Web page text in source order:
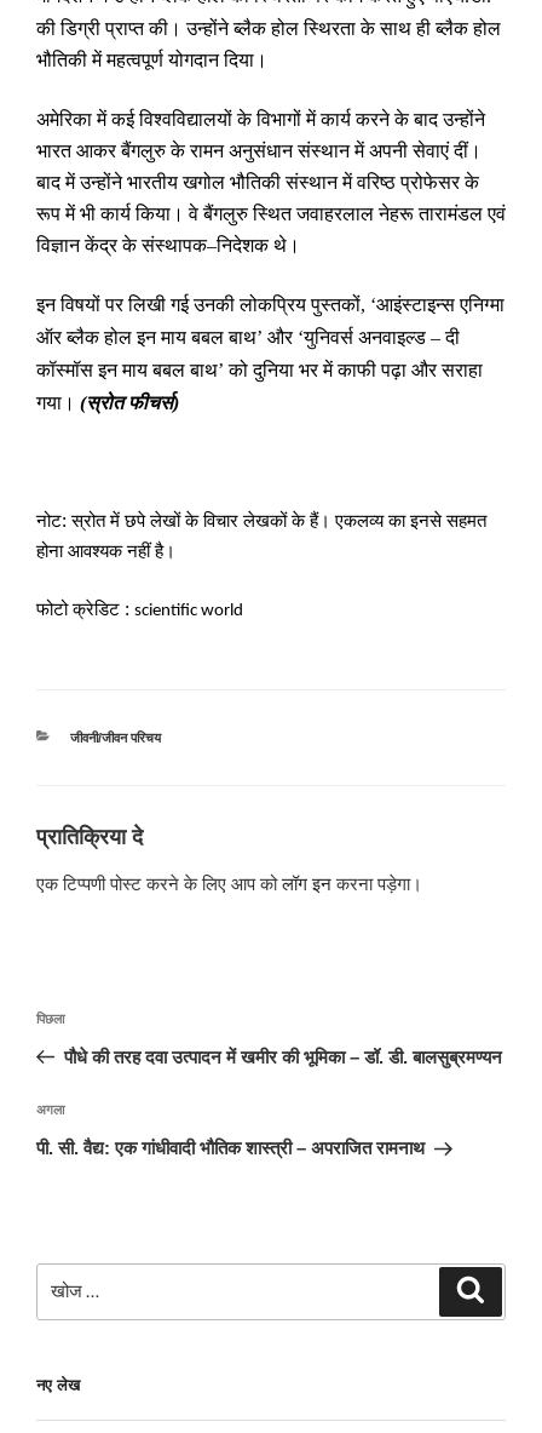
की डिग्री प्राप्त की। उन्होंने ब्लैक होल स्थिरता के साथ ही ब्लैक होल
भौतिकी में महत्वपूर्ण योगदान दिया।
अमेरिका में कई विश्वविद्यालयों के विभागों में कार्य करने के बाद उन्होंने
भारत आकर बैंगलुरु के रामन अनुसंधान संस्थान में अपनी सेवाएं दीं।
बाद में उन्होंने भारतीय खगोल भौतिकी संस्थान में वरिष्ठ प्रोफेसर के
रूप में भी कार्य किया। वे बैंगलुरु स्थित जवाहरलाल नेहरू तारामंडल एवं
विज्ञान केंद्र के संस्थापक–निदेशक थे।
इन विषयों पर लिखी गई उनकी लोकप्रिय पुस्तकों, ‘आइंस्टाइन्स एनिग्मा
ऑर ब्लैक होल इन माय बबल बाथ’ और ‘युनिवर्स अनवाइल्ड –दी
कॉस्मॉस इन माय बबल बाथ’को दुनिया भर में काफी पढ़ा और सराहा
गया। (स्रोत फीचर्स)
नोट:स्रोत में छपे लेखों के विचार लेखकों के हैं। एकलव्य का इनसे सहमत
होना आवश्यक नहीं है।
फोटो क्रेडिट : scientific world
श्रेणियाँ
जीवनी/जीवन परिचय
प्रातिक्रिया दे
एक टिप्पणी पोस्ट करने के लिए आप कोलॉग इनकरना पड़ेगा।
पोस्ट
पिछला
पोस्ट:
पिछला
पौधे की तरह दवा उत्पादन में खमीर की भूमिका – डॉ. डी. बालसुब्रमण्यन
अगली
पोस्ट
अगला
पी. सी. वैद्य: एक गांधीवादी भौतिक शास्त्री – अपराजित रामनाथ
खोजे
नए लेख